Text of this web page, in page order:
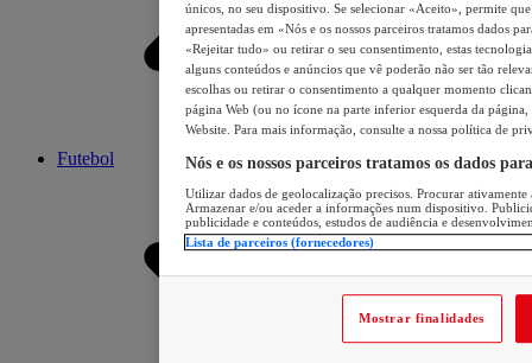
Futebol
únicos, no seu dispositivo. Se selecionar «Aceito», permite
apresentadas em «Nós e os nossos parceiros tratamos dados
«Rejeitar tudo» ou retirar o seu consentimento, estas
alguns conteúdos e anúncios que vê poderão não ser tão
escolhas ou retirar o consentimento a qualquer momento
página Web (ou no ícone na parte inferior esquerda da página,
Website. Para mais informação, consulte a nossa política de
Nós e os nossos parceiros tratamos os dados
Utilizar dados de geolocalização precisos. Procurar
Armazenar e/ou aceder a informações num dispositivo.
publicidade e conteúdos, estudos de audiência e
Lista de parceiros (fornecedores)
Mostrar finalidades